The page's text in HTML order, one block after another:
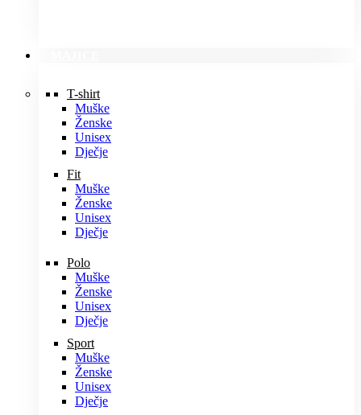
T-shirt
Muške
Ženske
Unisex
Dječje
Fit
Muške
Ženske
Unisex
Dječje
Polo
Muške
Ženske
Unisex
Dječje
Sport
Muške
Ženske
Unisex
Dječje